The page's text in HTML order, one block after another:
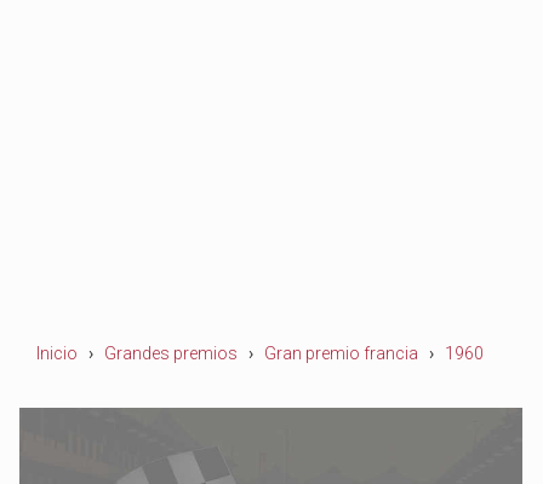
Inicio Grandes premios Gran premio francia 1960